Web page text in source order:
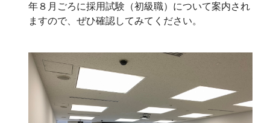
年８月ごろに採用試験（初級職）について案内され
ますので、ぜひ確認してみてください。